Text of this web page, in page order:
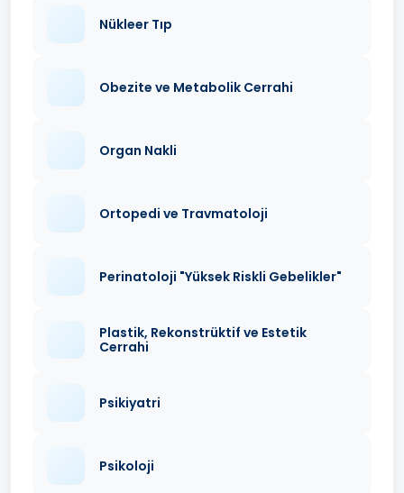
Nükleer Tıp
Obezite ve Metabolik Cerrahi
Organ Nakli
Ortopedi ve Travmatoloji
Perinatoloji "Yüksek Riskli Gebelikler"
Plastik, Rekonstrüktif ve Estetik
Cerrahi
Psikiyatri
Psikoloji